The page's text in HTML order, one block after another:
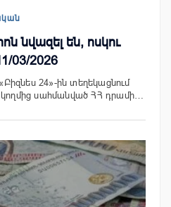
նվազել են, ոսկու
03/2026
24»-ին տեղեկացնում
սահմանված ՀՀ դրամի…